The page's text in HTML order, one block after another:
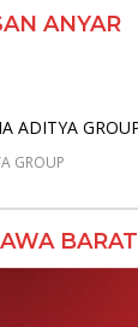
ANYAR
GROUP
BARAT